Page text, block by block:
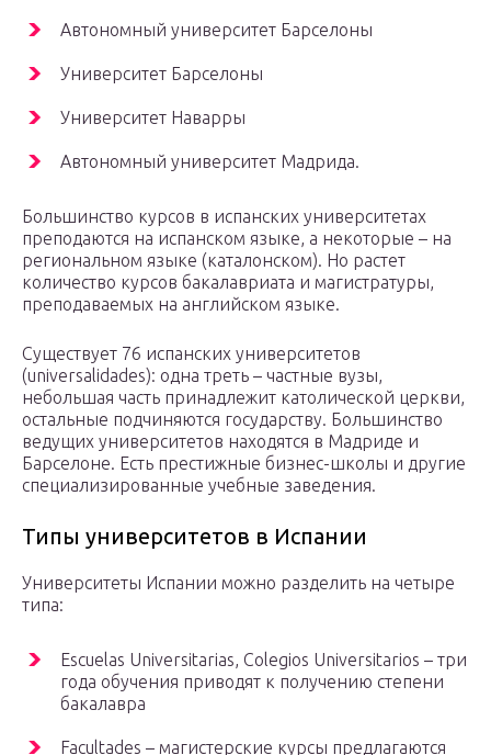
Автономный университет Барселоны
Университет Барселоны
Университет Наварры
Автономный университет Мадрида.
Большинство курсов в испанских университетах
преподаются на испанском языке, а некоторые – на
региональном языке (каталонском). Но растет
количество курсов бакалавриата и магистратуры,
преподаваемых на английском языке.
Существует 76 испанских университетов
(universalidades): одна треть – частные вузы,
небольшая часть принадлежит католической церкви,
остальные подчиняются государству. Большинство
ведущих университетов находятся в Мадриде и
Барселоне. Есть престижные бизнес-школы и другие
специализированные учебные заведения.
Типы университетов в Испании
Университеты Испании можно разделить на четыре
типа:
Escuelas Universitarias, Colegios Universitarios – три
года обучения приводят к получению степени
бакалавра
Facultades – магистерские курсы предлагаются